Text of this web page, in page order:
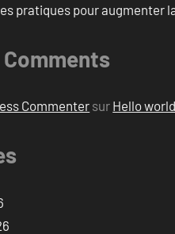
pratiques pour augmenter
Commenter sur Hello